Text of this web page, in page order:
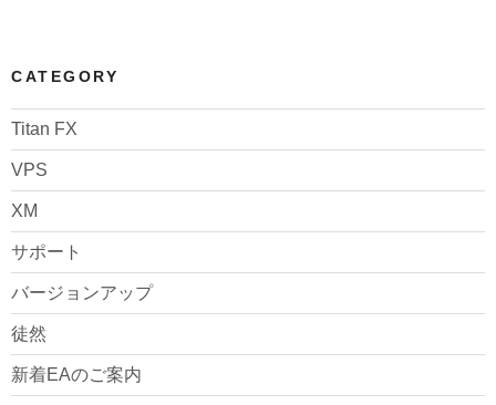
CATEGORY
Titan FX
VPS
XM
サポート
バージョンアップ
徒然
新着EAのご案内